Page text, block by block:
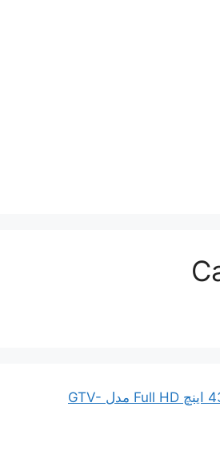
تلویزیون جی پلاس 43 اینچ Full HD مدل GTV-